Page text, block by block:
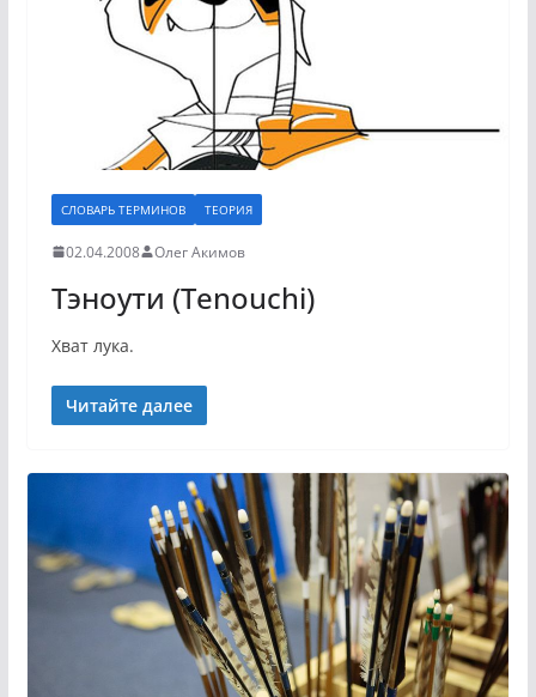
СЛОВАРЬ ТЕРМИНОВ ТЕОРИЯ
02.04.2008 Олег Акимов
Тэноути (Tenouchi)
Хват лука.
Читайте далее